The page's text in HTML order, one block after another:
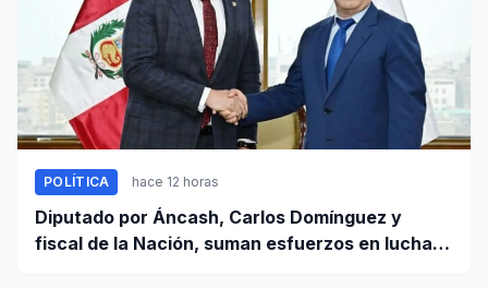
POLÍTICA hace 12 horas
Diputado por Áncash, Carlos Domínguez y
fiscal de la Nación, suman esfuerzos en lucha